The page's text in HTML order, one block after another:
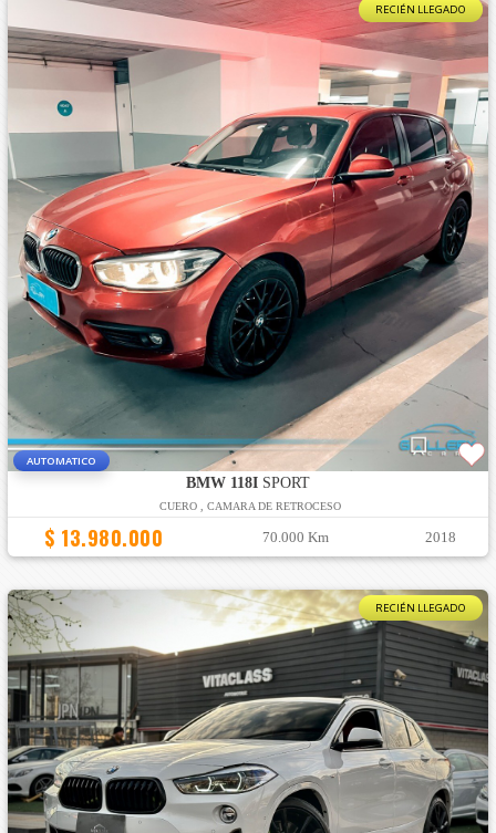
RECIÉN LLEGADO
AUTOMATICO
BMW 118ISPORT
CUERO , CAMARA DE RETROCESO
$ 13.980.000 70.000 Km 2018
RECIÉN LLEGADO